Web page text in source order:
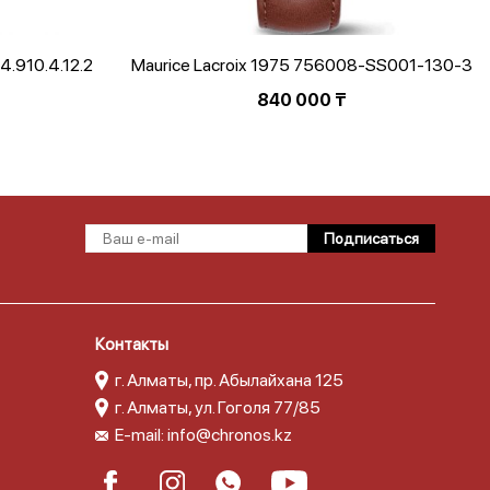
Maurice Lacroix 1975 756008-SS001-130-3
840 000 ₸
Контакты
г. Алматы, пр. Абылайхана 125
г. Алматы, ул. Гоголя 77/85
E-mail: info@chronos.kz